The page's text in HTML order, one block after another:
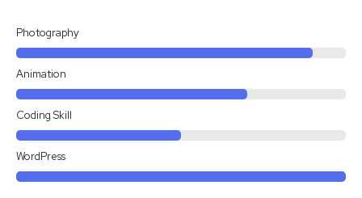
Photography
Animation
Coding Skill
WordPress